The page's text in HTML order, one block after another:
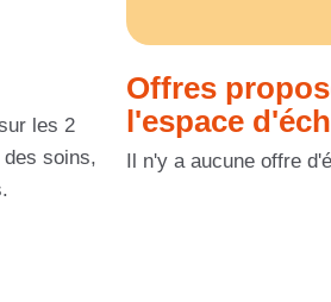
les 2
soins,
Offres
l'espace
Il n'y a aucune offre